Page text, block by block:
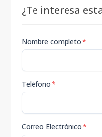
¿Te interesa
Nombre completo*
Teléfono*
Correo Electrónico*